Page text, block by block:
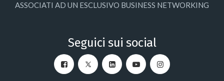
ASSOCIATI AD UN ESCLUSIVO BUSINESS NETWORKING
Seguici sui social